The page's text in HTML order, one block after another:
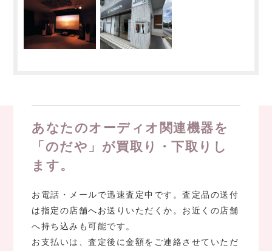
あなたのオーディオ関連機器を
「のだや」が買取り・下取りし
ます。
お電話・メールで迅速査定中です。査定品の送付
は指定の店舗へお送りいただくか。お近くの店舗
へ持ち込みも可能です。
お支払いは、査定後に金額をご連絡させていただ